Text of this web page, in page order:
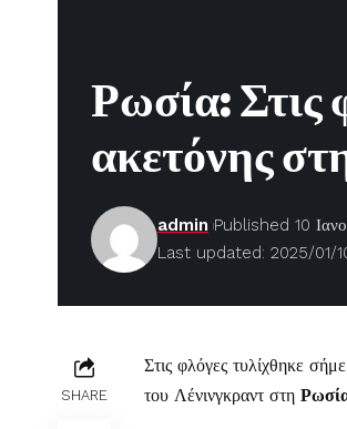
Ρωσία: Στις
ακετόνης
Last updated: 2025/01/
admin Published 10
SHARE
Στις φλόγες τυλίχθηκε
του Λένινγκραντ στη